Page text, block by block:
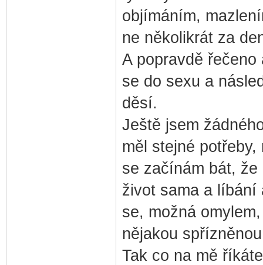
objímáním,
ne několikrát za
A popravdě
se do sexu a
děsí.
Ještě jsem
měl stejné
se začínám bát,
život sama a líbání
se, možná
nějakou
Tak co na mě